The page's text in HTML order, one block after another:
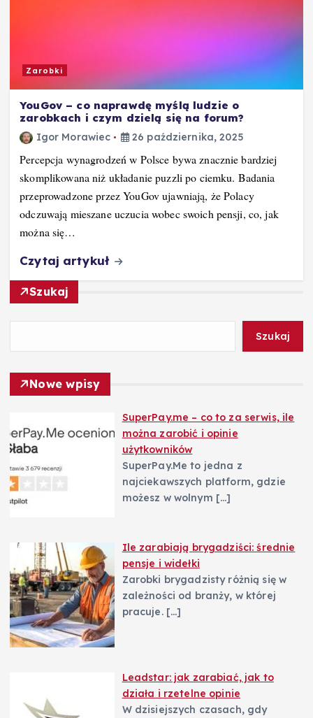
Zarobki
YouGov – co naprawdę myślą ludzie o
zarobkach i czym dzielą się na forum?
Igor Morawiec 26 października, 2025
Percepcja wynagrodzeń w Polsce bywa znacznie bardziej
skomplikowana niż układanie puzzli po ciemku. Badania
przeprowadzone przez YouGov ujawniają, że Polacy
odczuwają mieszane uczucia wobec swoich pensji, co, jak
można się…
Czytaj artykuł
Szukaj
Szukaj
Nowe wpisy
SuperPay.me – co to za serwis, ile
można zarobić i opinie
użytkowników
SuperPay.Me to jedna z
najciekawszych platform, gdzie
możesz w wolnym […]
Ile zarabiają brygadziści: średnie
pensje i widełki
Zarobki brygadzisty różnią się w
zależności od branży, w której
pracuje. […]
Leadstar: jak zarabiać, jak to
działa i rzetelne opinie
W dzisiejszych czasach, gdy